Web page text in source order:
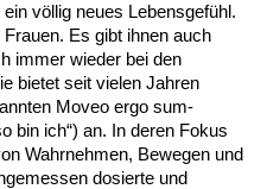
Pranke
Grote-Weg
Fock-Straße
Keller-Straße /
Straße /
Weg
Menschen
ältere Menschen
völlig neues Lebensgefühl.
Es gibt ihnen auch
immer wieder bei den
bietet seit vielen Jahren
Moveo ergo sum-
bin ich“) an. In deren Fokus
Wahrnehmen, Bewegen und
dosierte und